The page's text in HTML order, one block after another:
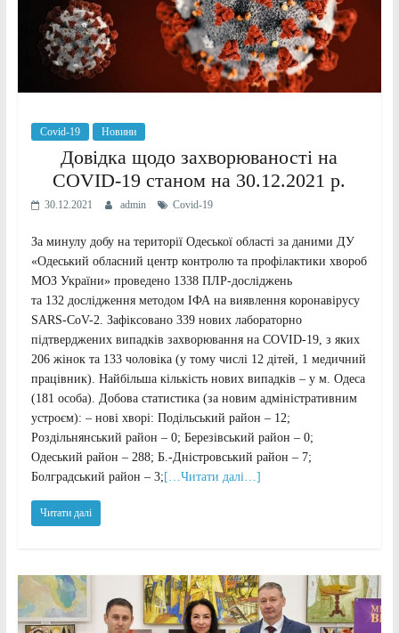
Covid-19 Новини
Довідка щодо захворюваності на
COVID-19 станом на 30.12.2021 р.
30.12.2021 admin Сovid-19
За минулу добу на території Одеської області за даними ДУ
«Одеський обласний центр контролю та профілактики хвороб
МОЗ України» проведено 1338 ПЛР-досліджень
та 132 дослідження методом ІФА на виявлення коронавірусу
SARS-CoV-2. Зафіксовано 339 нових лабораторно
підтверджених випадків захворювання на COVID-19, з яких
206 жінок та 133 чоловіка (у тому числі 12 дітей, 1 медичний
працівник). Найбільша кількість нових випадків – у м. Одеса
(181 особа). Добова статистика (за новим адміністративним
устроєм): – нові хворі: Подільський район – 12;
Роздільнянський район – 0; Березівський район – 0;
Одеський район – 288; Б.-Дністровський район – 7;
Болградський район – 3;[…Читати далі…]
Читати далі